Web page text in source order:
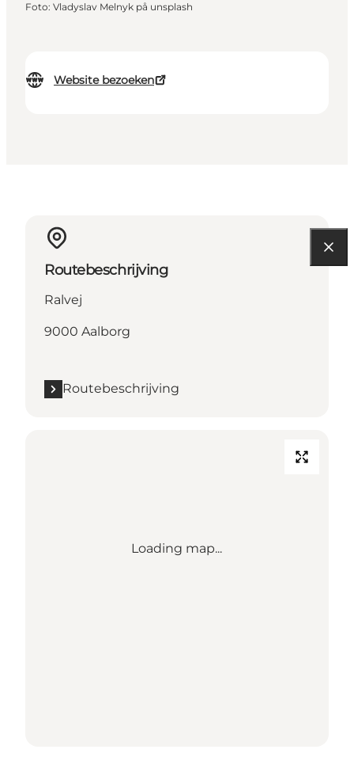
Website bezoeken
Foto: Vladyslav Melnyk på unsplash
Routebeschrijving
Ralvej
9000 Aalborg
Routebeschrijving
Loading map...